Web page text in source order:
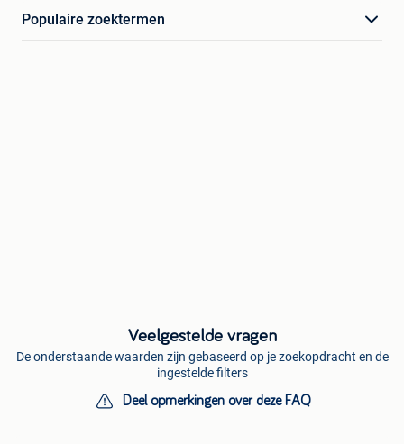
Populaire zoektermen
Veelgestelde vragen
De onderstaande waarden zijn gebaseerd op je zoekopdracht en de
ingestelde filters
Deel opmerkingen over deze FAQ